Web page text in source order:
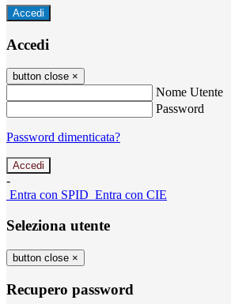
Accedi
Accedi
button close ×
Nome Utente
Password
Password dimenticata?
-
Entra con SPID Entra con CIE
Seleziona utente
button close ×
Recupero password